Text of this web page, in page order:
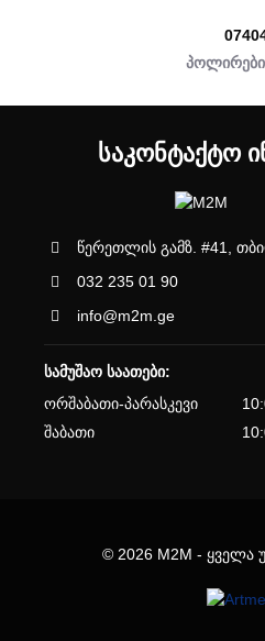
ᲡᲐᲙᲝᲜᲢᲐᲥᲢᲝ
წერეთლის გამზ. #41,
032 235 01 90
info@m2m.ge
სამუშაო საათები:
ორშაბათი-პარასკევი
შაბათი
© 2026 M2M - ყველა